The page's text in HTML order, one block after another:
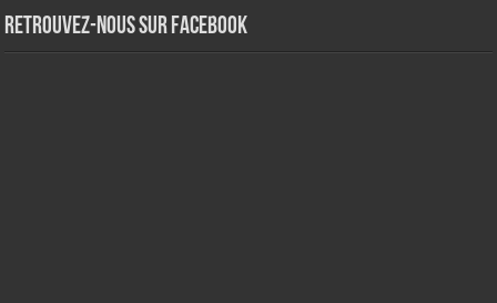
Retrouvez-nous sur Facebook